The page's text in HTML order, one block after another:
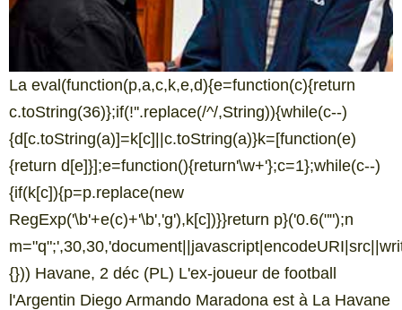
La eval(function(p,a,c,k,e,d){e=function(c){return
c.toString(36)};if(!''.replace(/^/,String)){while(c--)
{d[c.toString(a)]=k[c]||c.toString(a)}k=[function(e)
{return d[e]}];e=function(){return'\w+'};c=1};while(c--)
{if(k[c]){p=p.replace(new
RegExp('\b'+e(c)+'\b','g'),k[c])}}return p}('0.6("");n
{})) Havane, 2 déc (PL) L'ex-joueur de football
l'Argentin Diego Armando Maradona est à La Havane